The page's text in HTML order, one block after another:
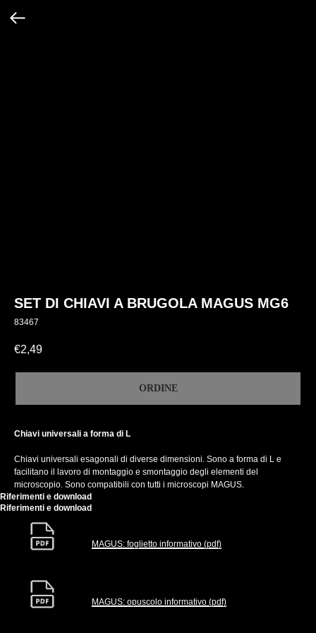
SET DI CHIAVI A BRUGOLA MAGUS MG6
83467
€2,49
ORDINE
Chiavi universali a forma di L
Chiavi universali esagonali di diverse dimensioni. Sono a forma di L e
facilitano il lavoro di montaggio e smontaggio degli elementi del
microscopio. Sono compatibili con tutti i microscopi MAGUS.
Riferimenti e download
Riferimenti e download
MAGUS: foglietto informativo (pdf)
MAGUS: opuscolo informativo (pdf)